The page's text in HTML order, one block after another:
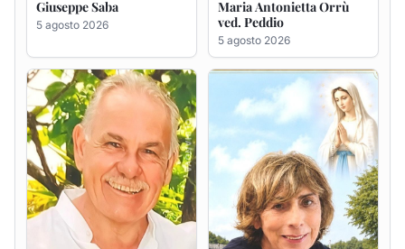
Giuseppe Deiana
5 agosto 2026
Rosa Maria Usai ved.
D'Attellis
5 agosto 2026